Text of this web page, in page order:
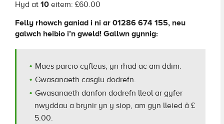
Hyd at 10 eitem: £60.00
Felly rhowch ganiad i ni ar 01286 674 155, neu
galwch heibio i’n gweld! Gallwn gynnig:
Maes parcio cyfleus, yn rhad ac am ddim.
Gwasanaeth casglu dodrefn.
Gwasanaeth danfon dodrefn lleol ar gyfer
nwyddau a brynir yn y siop, am gyn lleied â £
5.00.